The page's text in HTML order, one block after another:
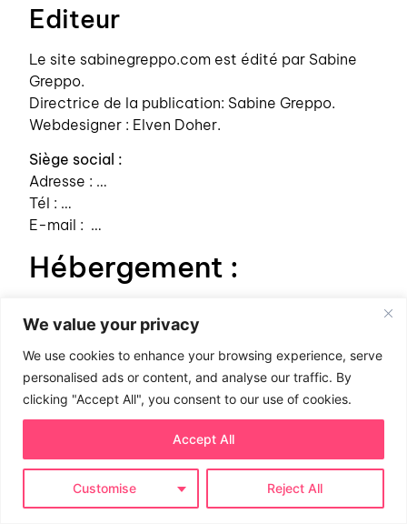
We value your privacy
We use cookies to enhance your browsing experience, serve
personalised ads or content, and analyse our traffic. By
clicking "Accept All", you consent to our use of cookies.
Customise Reject All
Accept All
Editeur
Le site sabinegreppo.com est édité par Sabine
Greppo.
Directrice de la publication: Sabine Greppo.
Webdesigner : Elven Doher.
Siège social :
Adresse : …
Tél : …
E-mail : …
Hébergement :
2 rue Kellermann
59100 Roubaix – France
Créateur du site :